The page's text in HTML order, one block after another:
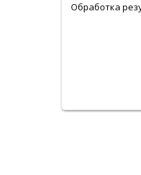
Обработка